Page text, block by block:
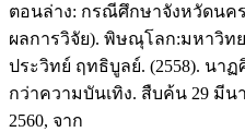
ตอนล่าง: กรณีศึกษาจังหวัดนค
ผลการวิจัย). พิษณุโลก:มหาวิทย
ประวิทย์ ฤทธิบูลย์. (2558). นา
กว่าความบันเทิง. สืบค้น 29 มีน
2560, จาก